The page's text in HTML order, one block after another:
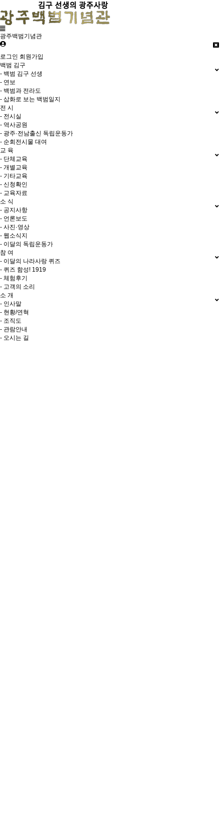
광주백범기념관
로그인 회원가입
백범 김구
- 백범 김구 선생
- 연보
- 백범과 전라도
- 삽화로 보는 백범일지
전 시
- 전시실
- 역사공원
- 광주·전남출신 독립운동가
- 순회전시물 대여
교 육
- 단체교육
- 개별교육
- 기타교육
- 신청확인
- 교육자료
소 식
- 공지사항
- 언론보도
- 사진·영상
- 웹소식지
- 이달의 독립운동가
참 여
- 이달의 나라사랑 퀴즈
- 퀴즈 함성! 1919
- 체험후기
- 고객의 소리
소 개
- 인사말
- 현황/연혁
- 조직도
- 관람안내
- 오시는 길